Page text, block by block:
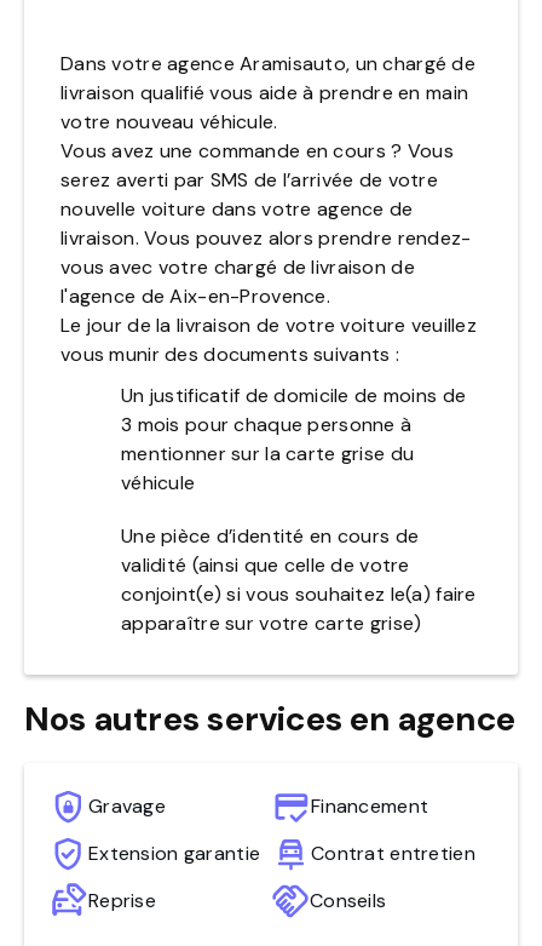
Dans votre agence Aramisauto, un chargé de
livraison qualifié vous aide à prendre en main
votre nouveau véhicule.
Vous avez une commande en cours ? Vous
serez averti par SMS de l’arrivée de votre
nouvelle voiture dans votre agence de
livraison. Vous pouvez alors prendre rendez-
vous avec votre chargé de livraison de
l'agence de Aix-en-Provence.
Le jour de la livraison de votre voiture veuillez
vous munir des documents suivants :
Un justificatif de domicile de moins de
3 mois pour chaque personne à
mentionner sur la carte grise du
véhicule
Une pièce d’identité en cours de
validité (ainsi que celle de votre
conjoint(e) si vous souhaitez le(a) faire
apparaître sur votre carte grise)
Nos autres services en agence
Gravage
Financement
Extension garantie
Contrat entretien
Reprise
Conseils